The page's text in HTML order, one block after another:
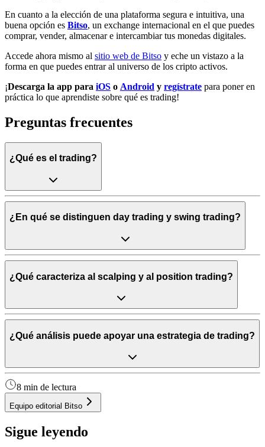
En cuanto a la elección de una plataforma segura e intuitiva, una
buena opción es Bitso, un exchange internacional en el que puedes
comprar, vender, almacenar e intercambiar tus monedas digitales.
Accede ahora mismo al sitio web de Bitso y eche un vistazo a la
forma en que puedes entrar al universo de los cripto activos.
¡Descarga la app para iOS o Android y regístrate para poner en
práctica lo que aprendiste sobre qué es trading!
Preguntas frecuentes
¿Qué es el trading?
¿En qué se distinguen day trading y swing trading?
¿Qué caracteriza al scalping y al position trading?
¿Qué análisis puede apoyar una estrategia de trading?
8 min de lectura
Equipo editorial Bitso
Sigue leyendo